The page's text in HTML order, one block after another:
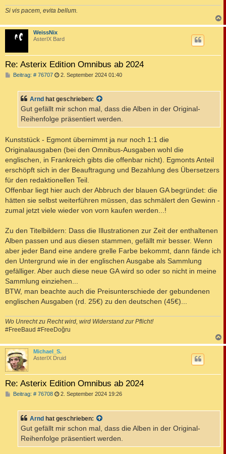
Si vis pacem, evita bellum.
a
WeissNix
AsterIX Bard
Re: Asterix Edition Omnibus ab 2024
Beitrag: # 76707B
r
a
2. September 2024 01:40
Arnd hat geschrieben:
Gut gefällt mir schon mal, dass die Alben in der Original-
Reihenfolge präsentiert werden.
Kunststück - Egmont übernimmt ja nur noch 1:1 die
Originalausgaben (bei den Omnibus-Ausgaben wohl die
englischen, in Frankreich gibts die offenbar nicht). Egmonts Anteil
erschöpft sich in der Beauftragung und Bezahlung des Übersetzers
für den redaktionellen Teil.
Offenbar liegt hier auch der Abbruch der blauen GA begründet: die
hätten sie selbst weiterführen müssen, das schmälert den Gewinn -
zumal jetzt viele wieder von vorn kaufen werden...!
Zu den Titelbildern: Dass die Illustrationen zur Zeit der enthaltenen
Alben passen und aus diesen stammen, gefällt mir besser. Wenn
aber jeder Band eine andere grelle Farbe bekommt, dann fände ich
den Untergrund wie in der englischen Ausgabe als Sammlung
gefälliger. Aber auch diese neue GA wird so oder so nicht in meine
Sammlung einziehen...
BTW, man beachte auch die Preisunterschiede der gebundenen
englischen Ausgaben (rd. 25€) zu den deutschen (45€)...
Wo Unrecht zu Recht wird, wird Widerstand zur Pflicht!
#FreeBaud #FreeDoğru
a
Michael_S.
AsterIX Druid
Re: Asterix Edition Omnibus ab 2024
Beitrag: # 76708B
r
a
2. September 2024 19:26
Arnd hat geschrieben:
Gut gefällt mir schon mal, dass die Alben in der Original-
Reihenfolge präsentiert werden.